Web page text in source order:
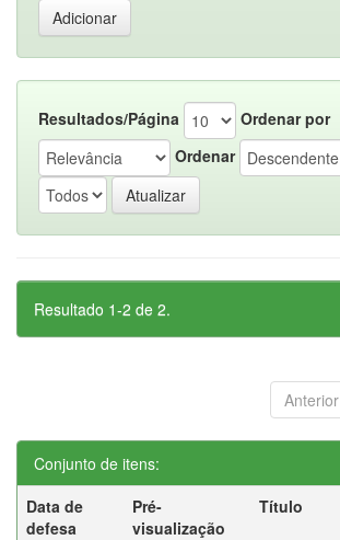
Resultados/Página
Ordenar por
Ordenar
Resultado 1-2 de 2.
Anterior
Conjunto de itens:
Data de
defesa
Pré-
visualização
Título